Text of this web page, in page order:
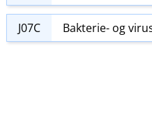
J07C Bakterie- og